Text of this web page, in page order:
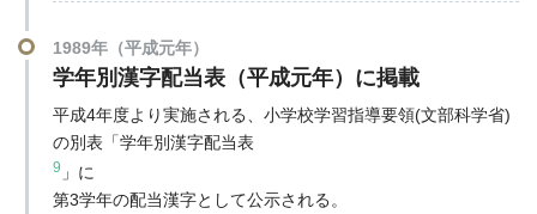
1989年（平成元年）
学年別漢字配当表（平成元年）に掲載
平成4年度より実施される、小学校学習指導要領(文部科学省)
の別表「学年別漢字配当表
9 」に
第3学年の配当漢字として公示される。